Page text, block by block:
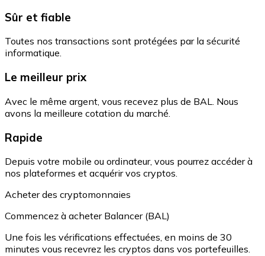
Sûr et fiable
Toutes nos transactions sont protégées par la sécurité
informatique.
Le meilleur prix
Avec le même argent, vous recevez plus de BAL. Nous
avons la meilleure cotation du marché.
Rapide
Depuis votre mobile ou ordinateur, vous pourrez accéder à
nos plateformes et acquérir vos cryptos.
Acheter des cryptomonnaies
Commencez à acheter Balancer (BAL)
Une fois les vérifications effectuées, en moins de 30
minutes vous recevrez les cryptos dans vos portefeuilles.